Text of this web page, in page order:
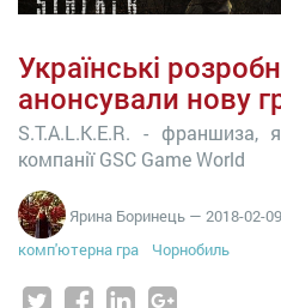
Українські
анонсували нову
S.T.A.L.K.E.R. - франшиза,
компанії GSC Game World
Ярина Боринець — 2018-02-09
комп'ютерна гра
Чорнобиль